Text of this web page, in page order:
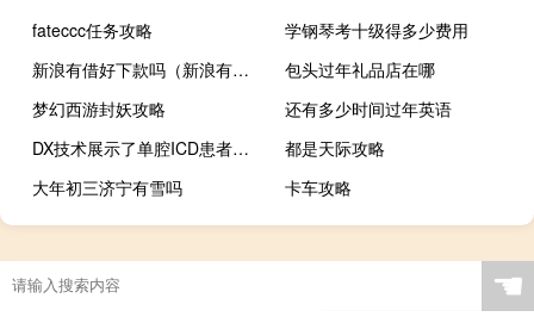
fateccc任务攻略
学钢琴考十级得多少费用
新浪有借好下款吗（新浪有借好通过吗怎么借款）
包头过年礼品店在哪
梦幻西游封妖攻略
还有多少时间过年英语
DX技术展示了单腔ICD患者心房颤动的高检测精度
都是天际攻略
大年初三济宁有雪吗
卡车攻略
☚